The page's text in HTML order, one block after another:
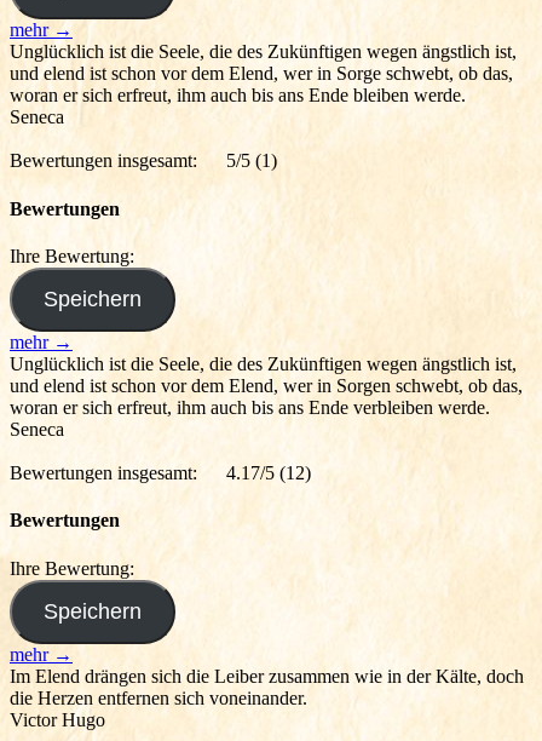
mehr →
Unglücklich ist die Seele, die des Zukünftigen wegen ängstlich ist,
und elend ist schon vor dem Elend, wer in Sorge schwebt, ob das,
woran er sich erfreut, ihm auch bis ans Ende bleiben werde.
Seneca
Bewertungen insgesamt: 5/5 (1)
Bewertungen
Ihre Bewertung:
mehr →
Unglücklich ist die Seele, die des Zukünftigen wegen ängstlich ist,
und elend ist schon vor dem Elend, wer in Sorgen schwebt, ob das,
woran er sich erfreut, ihm auch bis ans Ende verbleiben werde.
Seneca
Bewertungen insgesamt: 4.17/5 (12)
Bewertungen
Ihre Bewertung:
mehr →
Im Elend drängen sich die Leiber zusammen wie in der Kälte, doch
die Herzen entfernen sich voneinander.
Victor Hugo